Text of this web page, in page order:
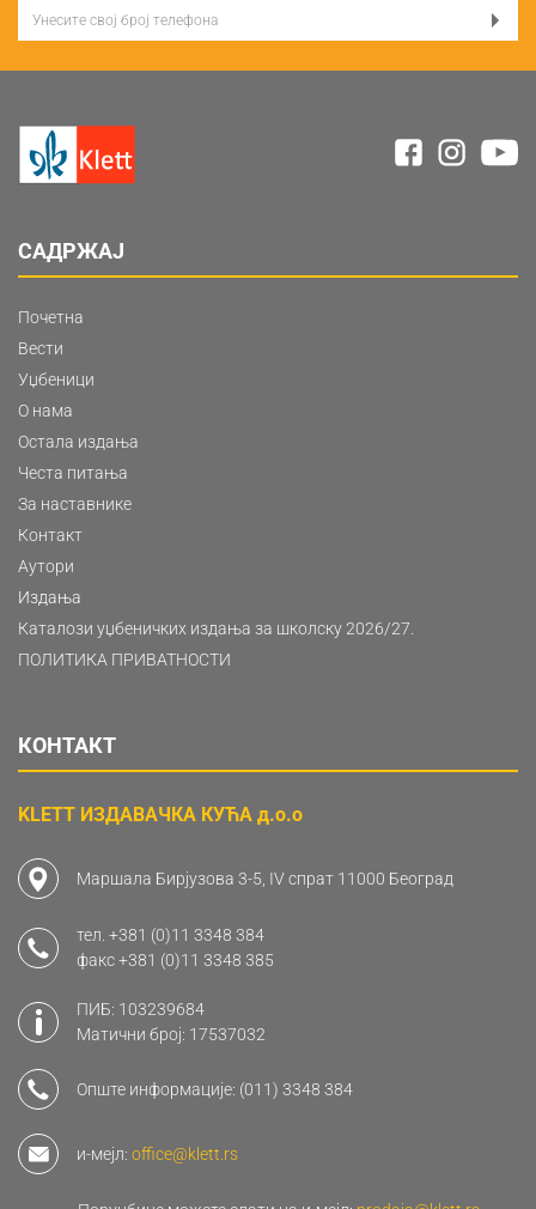
САДРЖАЈ
Почетна
Вести
Уџбеници
О нама
Остала издања
Честа питања
За наставнике
Контакт
Аутори
Издања
Каталози уџбеничких издања за школску 2026/27.
ПОЛИТИКА ПРИВАТНОСТИ
КОНТАКТ
KLETT ИЗДАВАЧКА КУЋА д.о.о
Маршала Бирјузова 3-5, IV спрат 11000 Београд
тел. +381 (0)11 3348 384
факс+381 (0)11 3348 385
ПИБ: 103239684
Матични број: 17537032
Опште информације: (011) 3348 384
и-мејл: office@klett.rs